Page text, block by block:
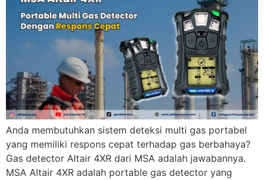
Anda membutuhkan sistem deteksi multi gas portabel
yang memiliki respons cepat terhadap gas berbahaya?
Gas detector Altair 4XR dari MSA adalah jawabannya.
MSA Altair 4XR adalah portable gas detector yang